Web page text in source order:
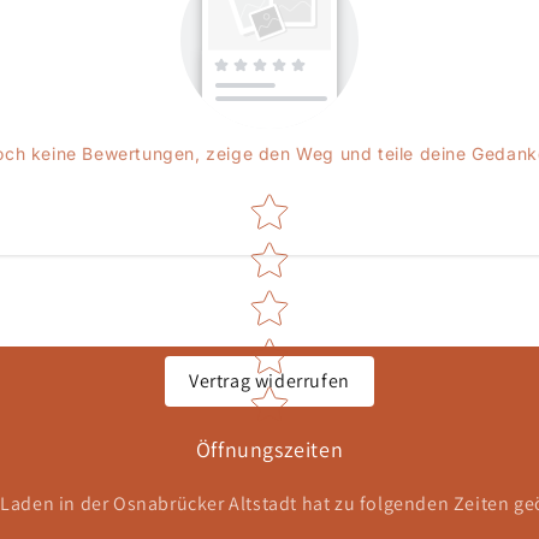
keine Bewertungen, zeige den Weg und teile deine
Star rating
Vertrag widerrufen
Öffnungszeiten
in der Osnabrücker Altstadt hat zu folgenden Zeiten